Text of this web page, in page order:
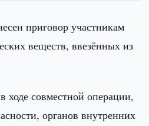
приговор участникам
веществ, ввезённых из
ходе совместной операции,
органов внутренних